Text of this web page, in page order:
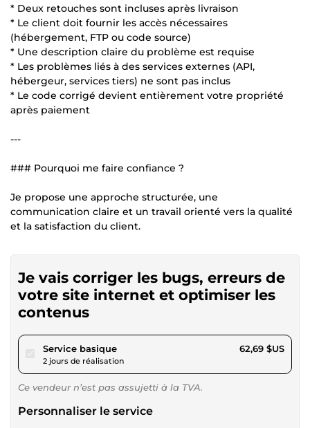
* Deux retouches sont incluses après livraison
* Le client doit fournir les accès nécessaires
(hébergement, FTP ou code source)
* Une description claire du problème est requise
* Les problèmes liés à des services externes (API,
hébergeur, services tiers) ne sont pas inclus
* Le code corrigé devient entièrement votre propriété
après paiement
---
### Pourquoi me faire confiance ?
Je propose une approche structurée, une
communication claire et un travail orienté vers la qualité
et la satisfaction du client.
Je vais corriger les bugs, erreurs de
votre site internet et optimiser les
contenus
Service basiquepour 57,78 $US
2 jours de réalisation
62,69 $US
Ce vendeur n’est pas assujetti à la TVA.
Personnaliser le service